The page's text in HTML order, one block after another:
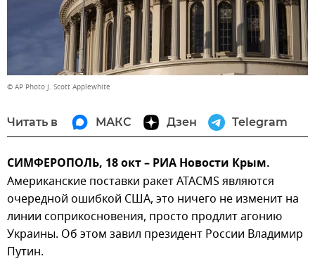
© AP Photo J. Scott Applewhite
Читать в МАКС Дзен Telegram
СИМФЕРОПОЛЬ, 18 окт – РИА Новости Крым.
Американские поставки ракет ATACMS являются
очередной ошибкой США, это ничего не изменит на
линии соприкосновения, просто продлит агонию
Украины. Об этом завил президент России Владимир
Путин.